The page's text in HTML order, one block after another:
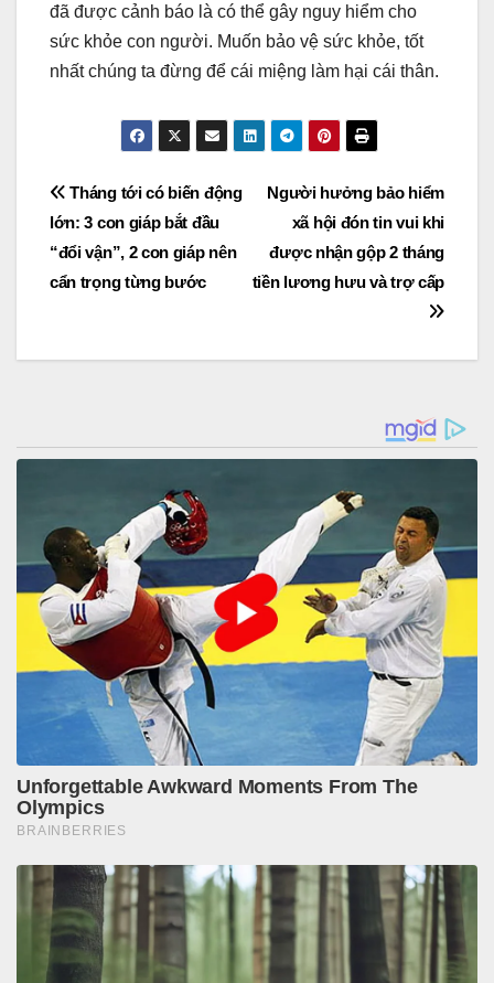
đã được cảnh báo là có thể gây nguy hiểm cho
sức khỏe con người. Muốn bảo vệ sức khỏe, tốt
nhất chúng ta đừng để cái miệng làm hại cái thân.
Post
navigation
Người hưởng bảo hiểm
xã hội đón tin vui khi
được nhận gộp 2 tháng
tiền lương hưu và trợ cấp
Tháng tới có biến động
lớn: 3 con giáp bắt đầu
“đổi vận”, 2 con giáp nên
cẩn trọng từng bước